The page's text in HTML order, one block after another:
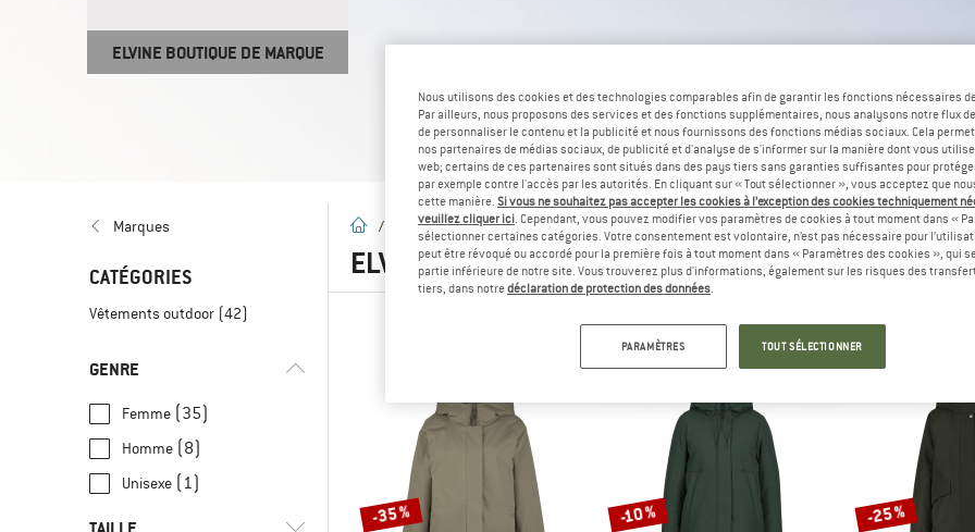
ELVINE BOUTIQUE DE MARQUE
Marques
CATÉGORIES
Vêtements outdoor (42)
GENRE
Femme (35)
Homme (8)
Unisexe (1)
Page d'accueil
/ Marques / Elvine
ELVINE(42)
-35 % -10 % -25 %
Nous utilisons des cookies et des technologies comparables afin de garantir les fonctions nécessaires
Par ailleurs, nous proposons des services et des fonctions supplémentaires, nous analysons notre flux
de personnaliser le contenu et la publicité et nous fournissons des fonctions médias sociaux. Cela
nos partenaires de médias sociaux, de publicité et d'analyse de s'informer sur la manière dont vous
web; certains de ces partenaires sont situés dans des pays tiers sans garanties suffisantes pour
par exemple contre l'accès par les autorités. En cliquant sur « Tout sélectionner », vous acceptez que
cette manière. Si vous ne souhaitez pas accepter les cookies à l’exception des cookies techniquement
veuillez cliquer ici. Cependant, vous pouvez modifier vos paramètres de cookies à tout moment dans «
sélectionner certaines catégories. Votre consentement est volontaire, n’est pas nécessaire pour
peut être révoqué ou accordé pour la première fois à tout moment dans « Paramètres des cookies », qui
partie inférieure de notre site. Vous trouverez plus d'informations, également sur les risques des
tiers, dans notredéclaration de protection des données.
PARAMÈTRES TOUT SÉLECTIONNER